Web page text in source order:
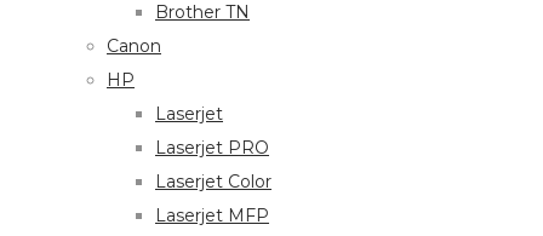
Brother TN
Canon
HP
Laserjet
Laserjet PRO
Laserjet Color
Laserjet MFP